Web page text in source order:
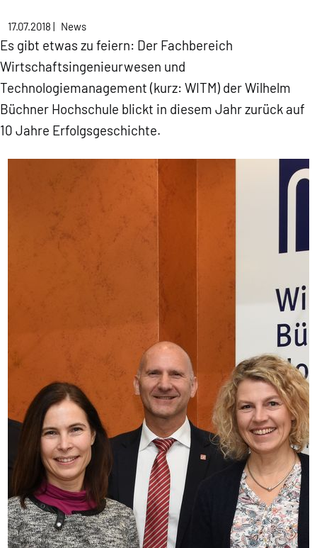
17.07.2018| News
Es gibt etwas zu feiern: Der Fachbereich
Wirtschaftsingenieurwesen und
Technologiemanagement (kurz: WITM) der Wilhelm
Büchner Hochschule blickt in diesem Jahr zurück auf
10 Jahre Erfolgsgeschichte.